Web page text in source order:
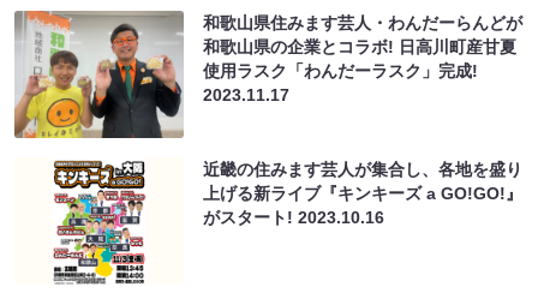
和歌山県住みます芸人・わんだーらんどが
和歌山県の企業とコラボ! 日高川町産甘夏
使用ラスク「わんだーラスク」完成!
2023.11.17
近畿の住みます芸人が集合し、各地を盛り
上げる新ライブ『キンキーズ a GO!GO!』
がスタート!2023.10.16